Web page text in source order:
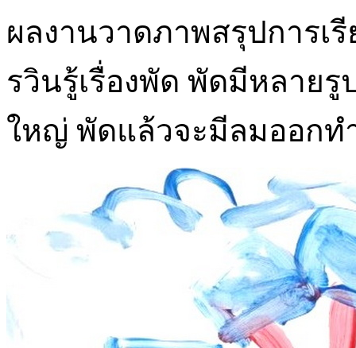
ผลงานวาดภาพสรุปการเ
รวินรู้เรื่องพัด พัดมีหลาย
ใหญ่ พัดแล้วจะมีลมออกทำ